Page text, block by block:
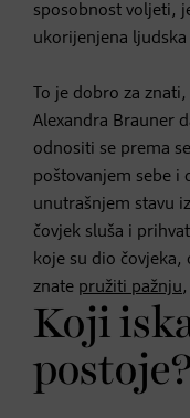
sposobnost voljeti,
ukorijenjena ljudska
To je dobro za
Alexandra Brauner
odnositi se prema
poštovanjem sebe i
unutrašnjem stavu
čovjek sluša i
koje su dio
znate pružiti pažnju
Koji